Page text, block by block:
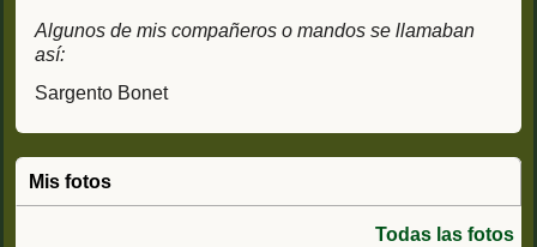
Algunos de mis compañeros o mandos se llamaban
así:
Sargento Bonet
Mis fotos
Todas las fotos